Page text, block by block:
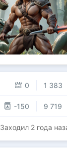
0 1 383
-150 9 719
Заходил 2 года